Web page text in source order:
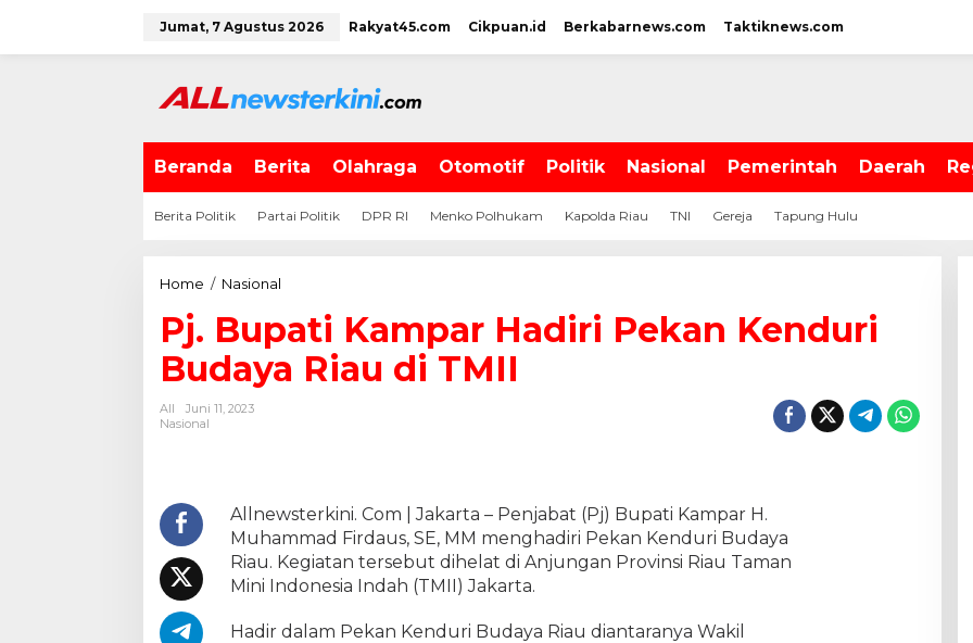
w
Jumat, 7 Agustus 2026 Rakyat45.com Cikpuan.id Berkabarnews.com Taktiknews.com
Beranda Berita Olahraga Otomotif Politik Nasional Pemerintah Daerah
Berita Politik Partai Politik DPR RI Menko Polhukam Kapolda Riau TNI Gereja Tapung Hulu
Home / Nasional
.
u
m
p
a
r
a
Pj. Bupati Kampar Hadiri Pekan Kenduri
Budaya Riau di TMII
All
Juni 11, 2023
Nasional
Allnewsterkini. Com | Jakarta – Penjabat (Pj) Bupati Kampar H.
Muhammad Firdaus, SE, MM menghadiri Pekan Kenduri Budaya
Riau. Kegiatan tersebut dihelat di Anjungan Provinsi Riau Taman
Mini Indonesia Indah (TMII) Jakarta.
Hadir dalam Pekan Kenduri Budaya Riau diantaranya Wakil